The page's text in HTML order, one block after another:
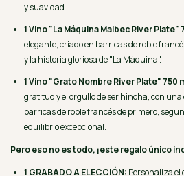
y suavidad.
1 Vino "La Máquina Malbec River Plate"
elegante, criado en barricas de roble
y la historia gloriosa de "La Máquina".
1 Vino "Grato Nombre River Plate" 750
gratitud y el orgullo de ser hincha, con una
barricas de roble francés de primero,
equilibrio excepcional.
Pero eso no es todo, ¡este regalo único
1 GRABADO A ELECCIÓN: Personaliza el